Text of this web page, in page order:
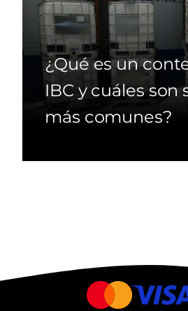
¿Qué es un
IBC y cuáles son
más comunes?